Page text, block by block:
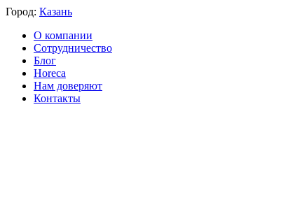
Город: Казань
О компании
Сотрудничество
Блог
Horeca
Нам доверяют
Контакты